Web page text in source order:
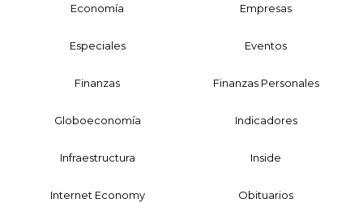
Economía Empresas
Especiales Eventos
Finanzas Finanzas Personales
Globoeconomía Indicadores
Infraestructura Inside
Internet Economy Obituarios